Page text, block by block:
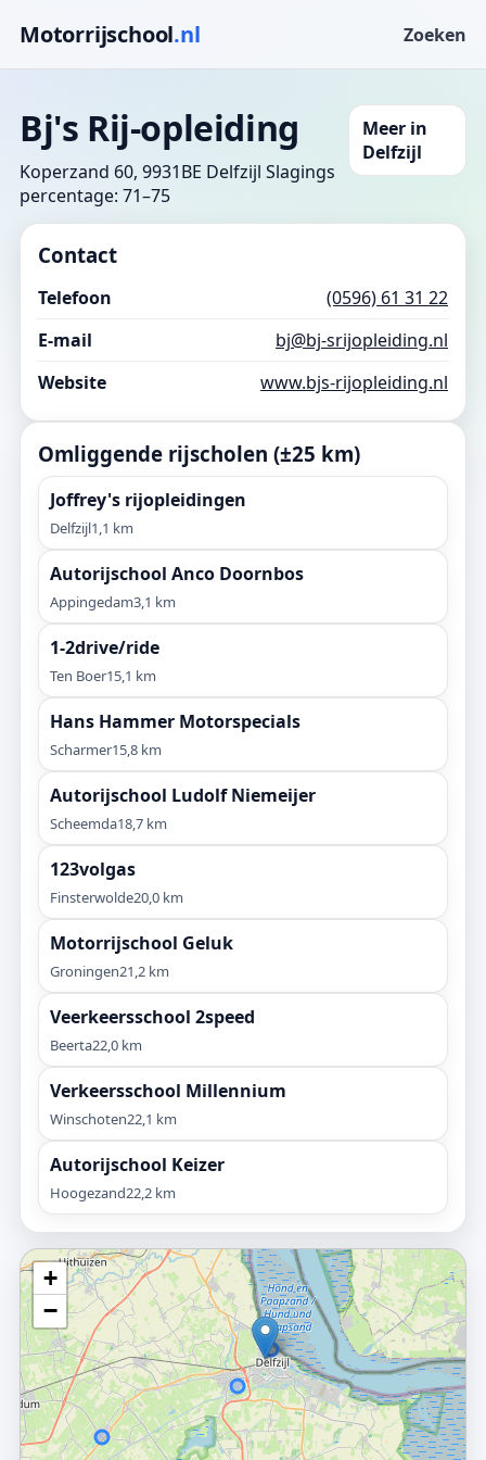
Motorrijschool.nl Zoeken
Bj's Rij-opleiding
Koperzand 60, 9931BE Delfzijl Slagings
percentage: 71–75
Meer in
Delfzijl
Contact
Telefoon
(0596) 61 31 22
E-mail
bj@bj-srijopleiding.nl
Website
www.bjs-rijopleiding.nl
Omliggende rijscholen (±25 km)
Joffrey's rijopleidingen
Delfzijl1,1 km
Autorijschool Anco Doornbos
Appingedam3,1 km
1-2drive/ride
Ten Boer15,1 km
Hans Hammer Motorspecials
Scharmer15,8 km
Autorijschool Ludolf Niemeijer
Scheemda18,7 km
123volgas
Finsterwolde20,0 km
Motorrijschool Geluk
Groningen21,2 km
Veerkeersschool 2speed
Beerta22,0 km
Verkeersschool Millennium
Winschoten22,1 km
Autorijschool Keizer
Hoogezand22,2 km
+
−